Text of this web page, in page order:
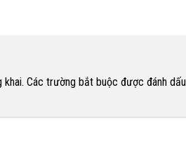
khai. Các trường bắt buộc được đánh dấu